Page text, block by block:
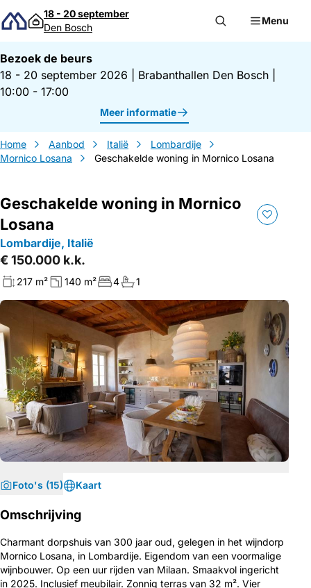
Direct naar inhoud
18 - 20 september
Den Bosch
Menu
Bezoek de beurs
18 - 20 september 2026
Brabanthallen Den Bosch
10:00 - 17:00
Meer informatie
Home Aanbod Italië
Lombardije
Mornico Losana
Geschakelde woning in Mornico Losana
Geschakelde woning in Mornico
Losana
Lombardije, Italië
€ 150.000 k.k.
217 m² 140 m² 4 1
Foto's (15) Kaart
Omschrijving
Charmant dorpshuis van 300 jaar oud, gelegen in het wijndorp
Mornico Losana, in Lombardije. Eigendom van een voormalige
wijnbouwer. Op een uur rijden van Milaan. Smaakvol ingericht
in 2025. Inclusief meubilair. Zonnig terras van 32 m². Vier